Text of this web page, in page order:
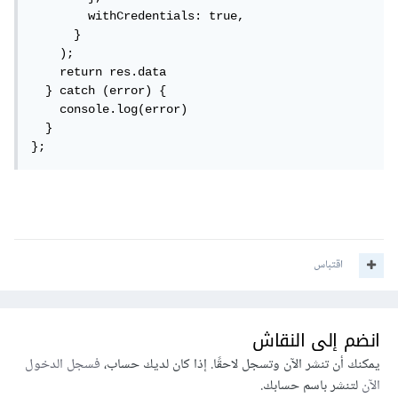
        withCredentials: true,
      }
    );
    return res.data
  } catch (error) {
    console.log(error)
  }
};
اقتباس
انضم إلى النقاش
يمكنك أن تنشر الآن وتسجل لاحقًا. إذا كان لديك حساب،فسجل الدخول
الآنلتنشر باسم حسابك.